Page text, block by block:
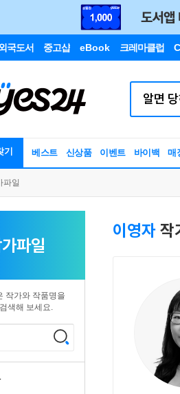
국도서 중고샵 eBook 크레마클럽
베스트 신상품 이벤트 바이백 매
파일
파일
작가와 작품명을
색해 보세요.
이영자 작